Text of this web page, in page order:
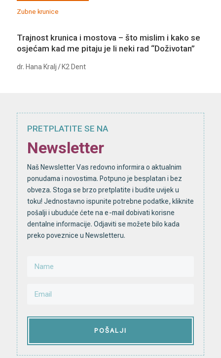
Zubne krunice
Trajnost krunica i mostova – što mislim i kako se
osjećam kad me pitaju je li neki rad “Doživotan”
dr. Hana Kralj / K2 Dent
PRETPLATITE SE NA
Newsletter
Naš Newsletter Vas redovno informira o aktualnim
ponudama i novostima. Potpuno je besplatan i bez
obveza. Stoga se brzo pretplatite i budite uvijek u
toku! Jednostavno ispunite potrebne podatke, kliknite
pošalji i ubuduće ćete na e-mail dobivati korisne
dentalne informacije. Odjaviti se možete bilo kada
preko poveznice u Newsletteru.
POŠALJI